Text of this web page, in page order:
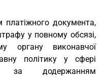
платіжного документа,
у повному обсязі,
органу виконавчої
політику у сфері
за додержанням